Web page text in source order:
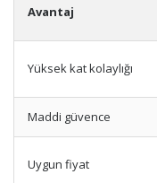
Avantaj
Yüksek kat kolaylığı
Maddi güvence
Uygun fiyat